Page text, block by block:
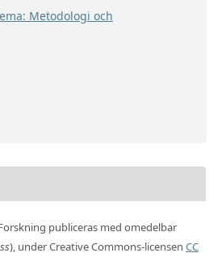
Metodologi och
publiceras med omedelbar
), under Creative Commons-licensen CC